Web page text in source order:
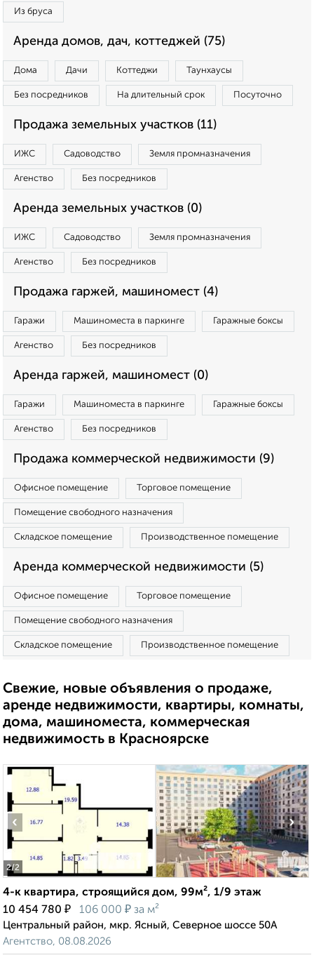
Из бруса
Аренда домов, дач, коттеджей (75)
Дома Дачи Коттеджи Таунхаусы
Без посредников На длительный срок Посуточно
Продажа земельных участков (11)
ИЖС Садоводство Земля промназначения
Агенство Без посредников
Аренда земельных участков (0)
ИЖС Садоводство Земля промназначения
Агенство Без посредников
Продажа гаржей, машиномест (4)
Гаражи Машиноместа в паркинге Гаражные боксы
Агенство Без посредников
Аренда гаржей, машиномест (0)
Гаражи Машиноместа в паркинге Гаражные боксы
Агенство Без посредников
Продажа коммерческой недвижимости (9)
Офисное помещение Торговое помещение
Помещение свободного назначения
Складское помещение Производственное помещение
Аренда коммерческой недвижимости (5)
Офисное помещение Торговое помещение
Помещение свободного назначения
Складское помещение Производственное помещение
Свежие, новые объявления о продаже,
аренде недвижимости, квартиры, комнаты,
дома, машиноместа, коммерческая
недвижимость в Красноярске
2/2
‹ ›
4-к квартира, строящийся дом, 99м², 1/9 этаж
10 454 780 ₽ 106 000 ₽ за м²
Центральный район, мкр. Ясный, Северное шоссе 50А
Агентство, 08.08.2026